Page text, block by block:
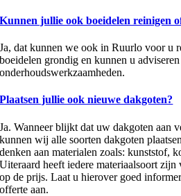
Kunnen jullie ook boeidelen reinigen
Ja, dat kunnen we ook in Ruurlo voor u
boeidelen grondig en kunnen u
onderhoudswerkzaamheden.
Plaatsen jullie ook nieuwe dakgoten?
Ja. Wanneer blijkt dat uw dakgoten aan
kunnen wij alle soorten dakgoten
denken aan materialen zoals: kunststof,
Uiteraard heeft iedere materiaalsoort
op de prijs. Laat u hierover goed
offerte aan.